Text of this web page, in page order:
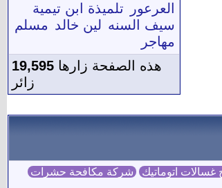
العرعور
تلميذة ابن تيمية
سيف السنه لين خالد مسلم
مهاجر
هذه الصفحة زارها 19,595
زائر
غسالات اتوماتيك شركة مكافحة حشرات